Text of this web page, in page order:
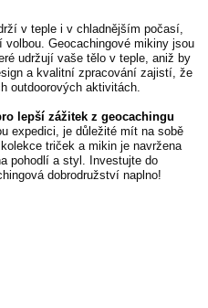
v teple i v chladnějším počasí,
Geocachingové mikiny jsou
udržují vaše tělo v teple, aniž by
a kvalitní zpracování zajistí, že
outdoorových aktivitách.
lepší zážitek z geocachingu
expedici, je důležité mít na sobě
triček a mikin je navržena
pohodlí a styl. Investujte do
dobrodružství naplno!